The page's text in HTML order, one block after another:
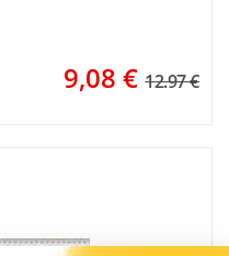
9,08 € 12.97 €